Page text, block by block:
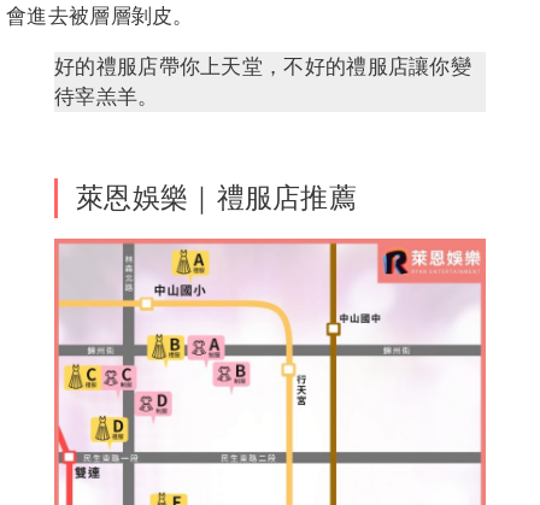
會進去被層層剝皮。
好的禮服店帶你上天堂，不好的禮服店讓你變
待宰羔羊。
萊恩娛樂｜禮服店推薦